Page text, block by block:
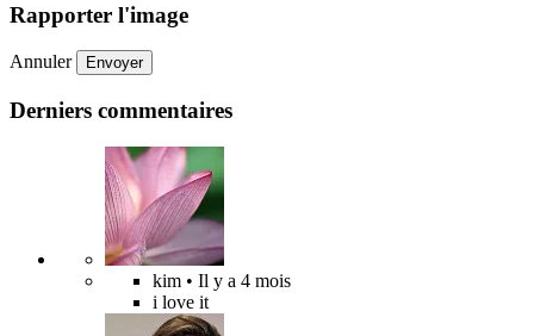
Rapporter l'image
Annuler Envoyer
Derniers commentaires
kim • Il y a 4 mois
i love it